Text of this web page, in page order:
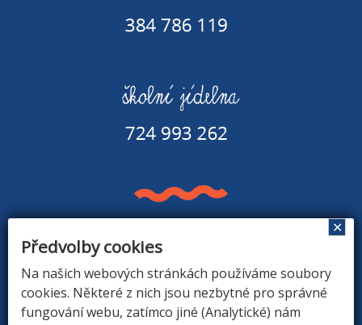
Základní škola a Mateřská škola v Rapšachu
378 07 Rapšach 290
GPS souřadnice: 48.8779183N, 14.9374494E
Předvolby cookies
Na našich webových stránkách používáme soubory
cookies. Některé z nich jsou nezbytné pro správné
fungování webu, zatímco jiné (Analytické) nám
✕